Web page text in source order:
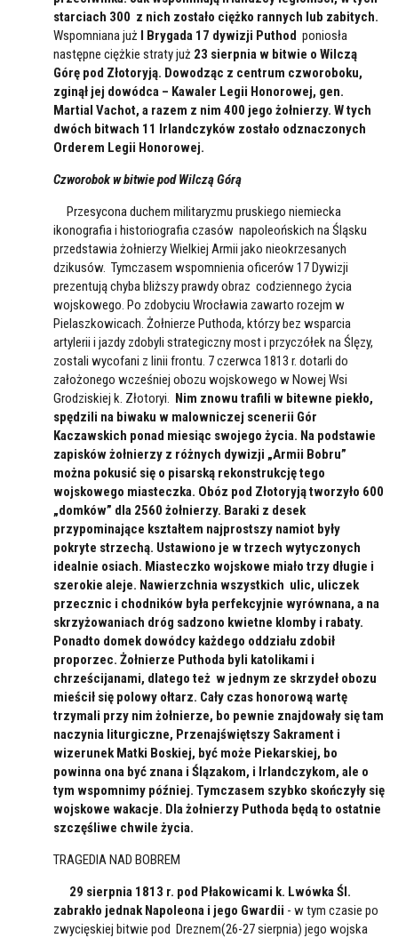
starciach 300 z nich zostało ciężko rannych lub zabitych.
Wspomniana już I Brygada 17 dywizji Puthod poniosła
następne ciężkie straty już 23 sierpnia w bitwie o Wilczą
Górę pod Złotoryją. Dowodząc z centrum czworoboku,
zginął jej dowódca – Kawaler Legii Honorowej, gen.
Martial Vachot, a razem z nim 400 jego żołnierzy. W tych
dwóch bitwach 11 Irlandczyków zostało odznaczonych
Orderem Legii Honorowej.
Czworobok w bitwie pod Wilczą Górą
Przesycona duchem militaryzmu pruskiego niemiecka
ikonografia i historiografia czasów napoleońskich na Śląsku
przedstawia żołnierzy Wielkiej Armii jako nieokrzesanych
dzikusów. Tymczasem wspomnienia oficerów 17 Dywizji
prezentują chyba bliższy prawdy obraz codziennego życia
wojskowego. Po zdobyciu Wrocławia zawarto rozejm w
Pielaszkowicach. Żołnierze Puthoda, którzy bez wsparcia
artylerii i jazdy zdobyli strategiczny most i przyczółek na Ślęzy,
zostali wycofani z linii frontu. 7 czerwca 1813 r. dotarli do
założonego wcześniej obozu wojskowego w Nowej Wsi
Grodziskiej k. Złotoryi. Nim znowu trafili w bitewne piekło,
spędzili na biwaku w malowniczej scenerii Gór
Kaczawskich ponad miesiąc swojego życia. Na podstawie
zapisków żołnierzy z różnych dywizji „Armii Bobru”
można pokusić się o pisarską rekonstrukcję tego
wojskowego miasteczka. Obóz pod Złotoryją tworzyło 600
„domków” dla 2560 żołnierzy. Baraki z desek
przypominające kształtem najprostszy namiot były
pokryte strzechą. Ustawiono je w trzech wytyczonych
idealnie osiach. Miasteczko wojskowe miało trzy długie i
szerokie aleje. Nawierzchnia wszystkich ulic, uliczek
przecznic i chodników była perfekcyjnie wyrównana, a na
skrzyżowaniach dróg sadzono kwietne klomby i rabaty.
Ponadto domek dowódcy każdego oddziału zdobił
proporzec. Żołnierze Puthoda byli katolikami i
chrześcijanami, dlatego też w jednym ze skrzydeł obozu
mieścił się polowy ołtarz. Cały czas honorową wartę
trzymali przy nim żołnierze, bo pewnie znajdowały się tam
naczynia liturgiczne, Przenajświętszy Sakrament i
wizerunek Matki Boskiej, być może Piekarskiej, bo
powinna ona być znana i Ślązakom, i Irlandczykom, ale o
tym wspomnimy później. Tymczasem szybko skończyły się
wojskowe wakacje. Dla żołnierzy Puthoda będą to ostatnie
szczęśliwe chwile życia.
TRAGEDIA NAD BOBREM
29 sierpnia 1813 r. pod Płakowicami k. Lwówka Śl.
zabrakło jednak Napoleona i jego Gwardii - w tym czasie po
zwycięskiej bitwie pod Dreznem(26-27 sierpnia) jego wojska